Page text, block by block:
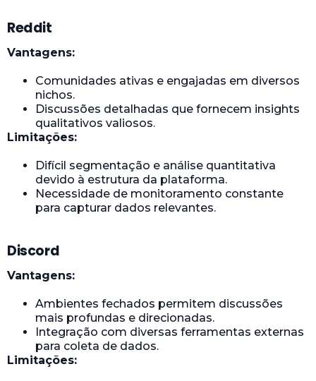
Reddit
Vantagens:
Comunidades ativas e engajadas em diversos
nichos.
Discussões detalhadas que fornecem insights
qualitativos valiosos.
Limitações:
Difícil segmentação e análise quantitativa
devido à estrutura da plataforma.
Necessidade de monitoramento constante
para capturar dados relevantes.
Discord
Vantagens:
Ambientes fechados permitem discussões
mais profundas e direcionadas.
Integração com diversas ferramentas externas
para coleta de dados.
Limitações: